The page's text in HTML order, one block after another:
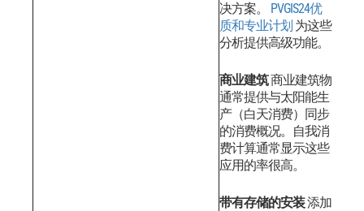
决方案。 PVGIS24优
质和专业计划 为这些
分析提供高级功能。
商业建筑商业建筑物
通常提供与太阳能生
产（白天消费）同步
的消费概况。自我消
费计算通常显示这些
应用的率很高。
带有存储的安装添加